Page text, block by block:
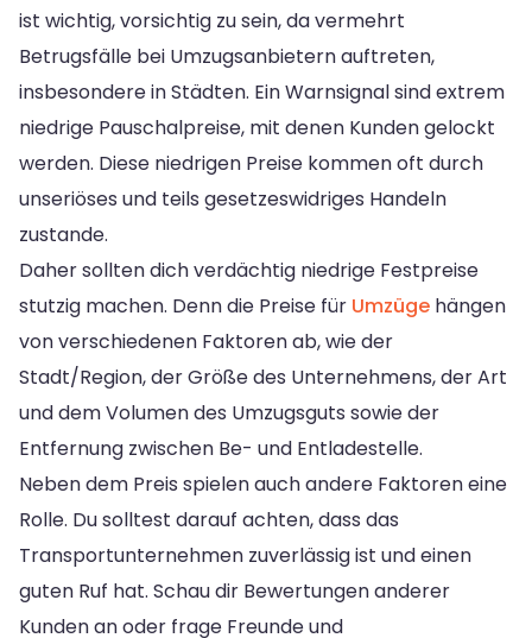
ist wichtig, vorsichtig zu sein, da vermehrt
Betrugsfälle bei Umzugsanbietern auftreten,
insbesondere in Städten. Ein Warnsignal sind extrem
niedrige Pauschalpreise, mit denen Kunden gelockt
werden. Diese niedrigen Preise kommen oft durch
unseriöses und teils gesetzeswidriges Handeln
zustande.
Daher sollten dich verdächtig niedrige Festpreise
stutzig machen. Denn die Preise für Umzüge hängen
von verschiedenen Faktoren ab, wie der
Stadt/Region, der Größe des Unternehmens, der Art
und dem Volumen des Umzugsguts sowie der
Entfernung zwischen Be- und Entladestelle.
Neben dem Preis spielen auch andere Faktoren eine
Rolle. Du solltest darauf achten, dass das
Transportunternehmen zuverlässig ist und einen
guten Ruf hat. Schau dir Bewertungen anderer
Kunden an oder frage Freunde und